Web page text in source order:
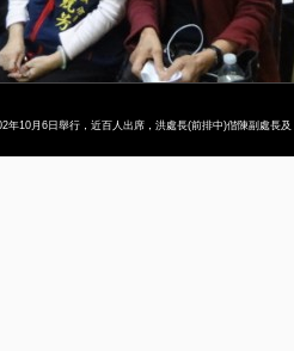
年10月6日舉行，近百人出席，洪處長(前排中)偕陳副處長及